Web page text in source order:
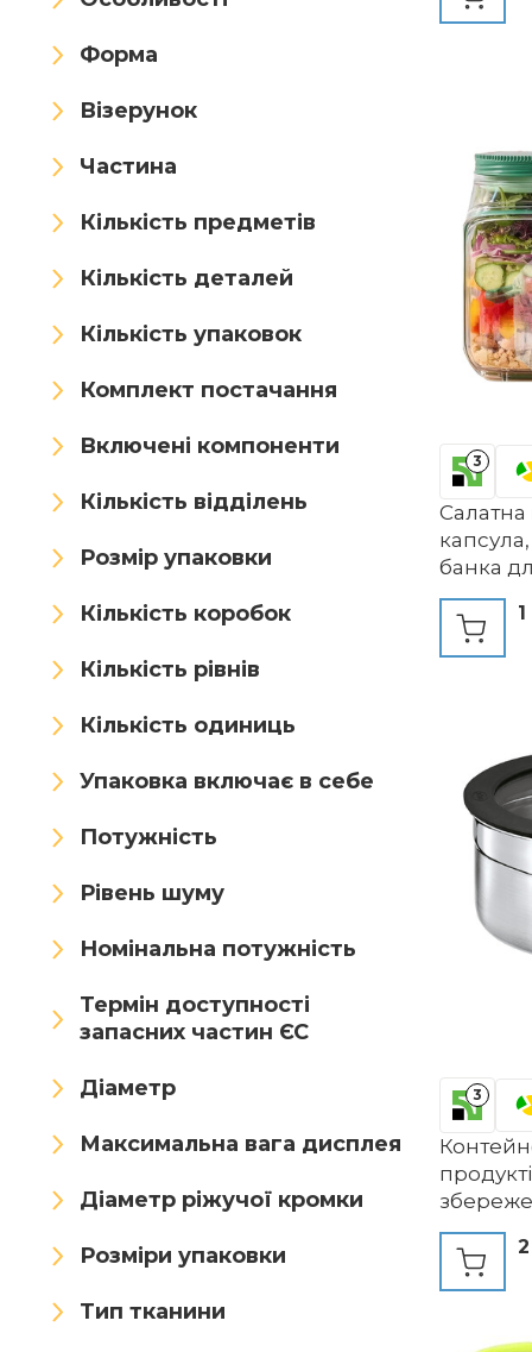
Bredemeijer
BUCOMTU Bugucat
burkfeeg Cabilock
CALM COZY CANDL
Caterserve Caypix
CCYLEZ CECOMBINE
Cha Cult Checkmart
Chef Pomodoro
Chemdiscount Cilio
Cjytdkj Classbach
coox Cozihom
Crazy Korean Cooking
CRROEL Curtec
das Olivenholzbrett
Deckmann
Форма
Візерунок
Частина
Кількість предметів
Кількість деталей
Кількість упаковок
Комплект постачання
Включені компоненти
Кількість відділень
Розмір упаковки
Кількість коробок
Кількість рівнів
Кількість одиниць
Упаковка включає в себе
Потужність
Рівень шуму
Номінальна потужність
Термін доступності
запасних частин ЄС
Діаметр
Максимальна вага дисплея
Діаметр ріжучої кромки
Розміри упаковки
Тип тканини
піци
3
Салатна
банка
винос,
3